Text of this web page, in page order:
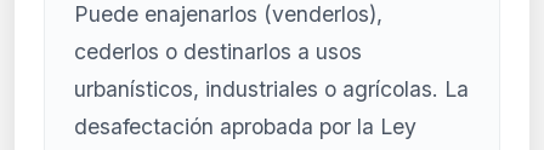
Puede enajenarlos (venderlos),
cederlos o destinarlos a usos
urbanísticos, industriales o agrícolas. La
desafectación aprobada por la Ley